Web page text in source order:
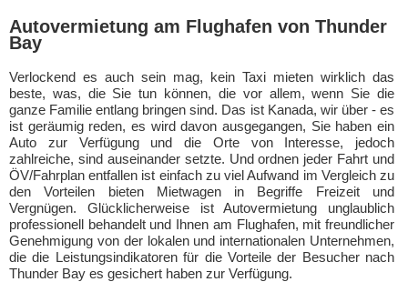
Autovermietung am Flughafen von Thunder
Bay
Verlockend es auch sein mag, kein Taxi mieten wirklich das
beste, was, die Sie tun können, die vor allem, wenn Sie die
ganze Familie entlang bringen sind. Das ist Kanada, wir über - es
ist geräumig reden, es wird davon ausgegangen, Sie haben ein
Auto zur Verfügung und die Orte von Interesse, jedoch
zahlreiche, sind auseinander setzte. Und ordnen jeder Fahrt und
ÖV/Fahrplan entfallen ist einfach zu viel Aufwand im Vergleich zu
den Vorteilen bieten Mietwagen in Begriffe Freizeit und
Vergnügen. Glücklicherweise ist Autovermietung unglaublich
professionell behandelt und Ihnen am Flughafen, mit freundlicher
Genehmigung von der lokalen und internationalen Unternehmen,
die die Leistungsindikatoren für die Vorteile der Besucher nach
Thunder Bay es gesichert haben zur Verfügung.